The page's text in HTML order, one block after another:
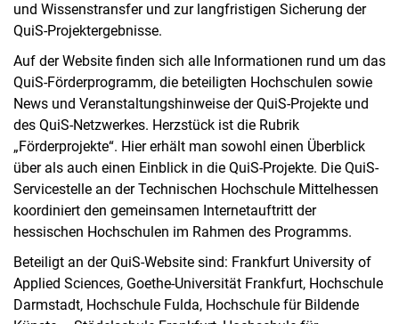
und Wissenstransfer und zur langfristigen Sicherung der
QuiS-Projektergebnisse.
Auf der Website finden sich alle Informationen rund um das
QuiS-Förderprogramm, die beteiligten Hochschulen sowie
News und Veranstaltungshinweise der QuiS-Projekte und
des QuiS-Netzwerkes. Herzstück ist die Rubrik
„Förderprojekte“. Hier erhält man sowohl einen Überblick
über als auch einen Einblick in die QuiS-Projekte. Die QuiS-
Servicestelle an der Technischen Hochschule Mittelhessen
koordiniert den gemeinsamen Internetauftritt der
hessischen Hochschulen im Rahmen des Programms.
Beteiligt an der QuiS-Website sind: Frankfurt University of
Applied Sciences, Goethe-Universität Frankfurt, Hochschule
Darmstadt, Hochschule Fulda, Hochschule für Bildende